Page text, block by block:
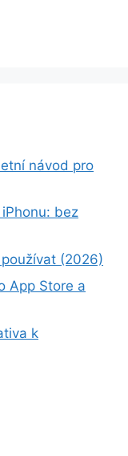
návod pro
bez
(2026)
App Store a
k